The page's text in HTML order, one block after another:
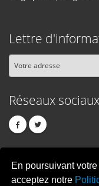
En poursuivant
acceptez notre
Lettre
Réseaux sociaux
PIXELCREATION